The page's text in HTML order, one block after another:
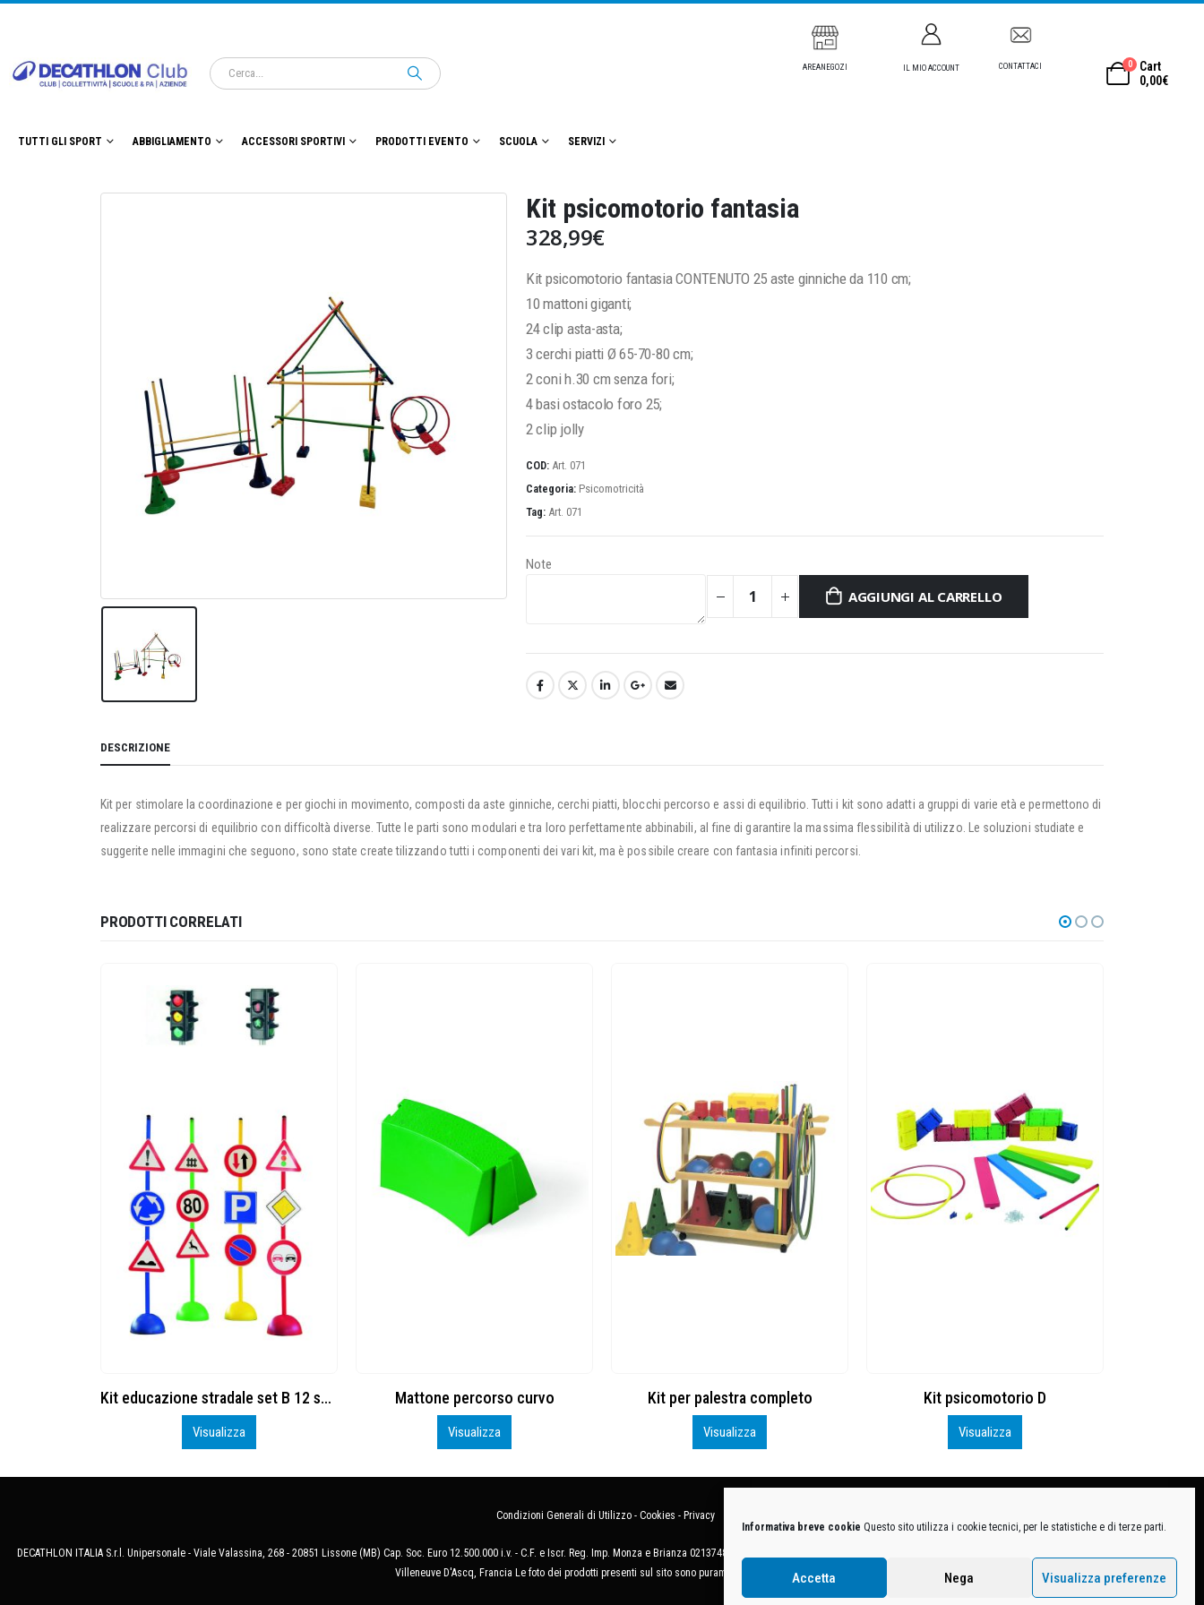
Informativa breve cookie Questo sito utilizza i cookie tecnici, per le statistiche e di terze parti.
Accetta Nega Visualizza preferenze
AREANEGOZI IL MIO ACCOUNT CONTATTACI 0
Cart
0,00€
TUTTI GLI SPORT ABBIGLIAMENTO ACCESSORI SPORTIVI PRODOTTI EVENTO SCUOLA SERVIZI
Kit psicomotorio fantasia
328,99€
Kit psicomotorio fantasia CONTENUTO 25 aste ginniche da 110 cm;
10 mattoni giganti;
24 clip asta-asta;
3 cerchi piatti Ø 65-70-80 cm;
2 coni h.30 cm senza fori;
4 basi ostacolo foro 25;
2 clip jolly
COD: Art. 071
Categoria: Psicomotricità
Tag: Art. 071
Note
AGGIUNGI AL CARRELLO
DESCRIZIONE
Kit per stimolare la coordinazione e per giochi in movimento, composti da aste ginniche, cerchi piatti, blocchi percorso e assi di equilibrio. Tutti i kit sono adatti a gruppi di varie età e permettono di
realizzare percorsi di equilibrio con difficoltà diverse. Tutte le parti sono modulari e tra loro perfettamente abbinabili, al fine di garantire la massima flessibilità di utilizzo. Le soluzioni studiate e
suggerite nelle immagini che seguono, sono state create tilizzando tutti i componenti dei vari kit, ma è possibile creare con fantasia infiniti percorsi.
PRODOTTI CORRELATI
Mattone percorso curvo
Visualizza
Kit per palestra completo
Visualizza
Kit psicomotorio D
Visualizza
Lancia e segna
Visualizza
Condizioni Generali di Utilizzo - Cookies - Privacy
DECATHLON ITALIA S.r.l. Unipersonale - Viale Valassina, 268 - 20851 Lissone (MB) Cap. Soc. Euro 12.500.000 i.v. - C.F. e Iscr. Reg. Imp. Monza e Brianza 02137480964 - R.E.A. MB-1370021 - P.IVA. 11005760159 - Direzione e coordinamento art. 2497 C.C. DECATHLON SA,
Villeneuve D'Ascq, Francia Le foto dei prodotti presenti sul sito sono puramente esemplificative.